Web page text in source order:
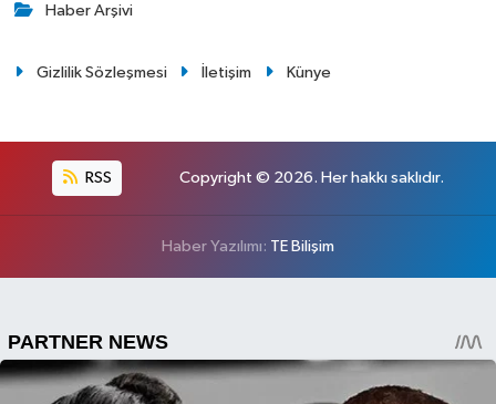
Haber Arşivi
Gizlilik Sözleşmesi İletişim Künye
RSS Copyright © 2026. Her hakkı saklıdır.
Haber Yazılımı: TE Bilişim